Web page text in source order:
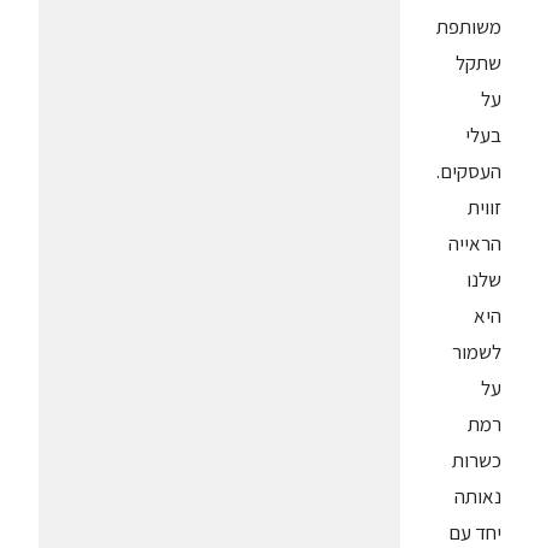
משותפת
שתקל
על
בעלי
העסקים.
זווית
הראייה
שלנו
היא
לשמור
על
רמת
כשרות
נאותה
יחד עם